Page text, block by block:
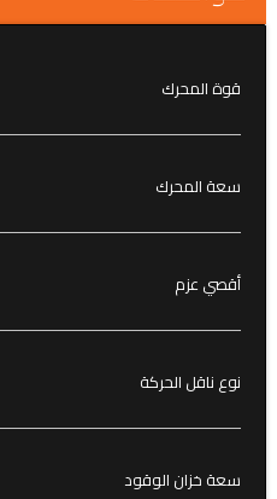
قوة المحرك
سعة المحرك
أقصي عزم
نوع ناقل الحركة
سعة خزان الوقود